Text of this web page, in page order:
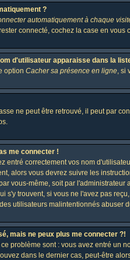
?
automatiquement à chaque
connecté, cochez la case en
d'utilisateur apparaisse dans la
option Cacher sa présence en ligne, si
ne peut être retrouvé, il peut par
me connecter !
entré correctement vos nom
alors vous devrez suivre les
vous-même, soit par
s'y trouvent, si vous ne l'avez pas
utilisateurs malintentionnés abuser
mais ne peux plus me connecter ?!
problème sont : vous avez entré un
dans le dernier cas, peut-être